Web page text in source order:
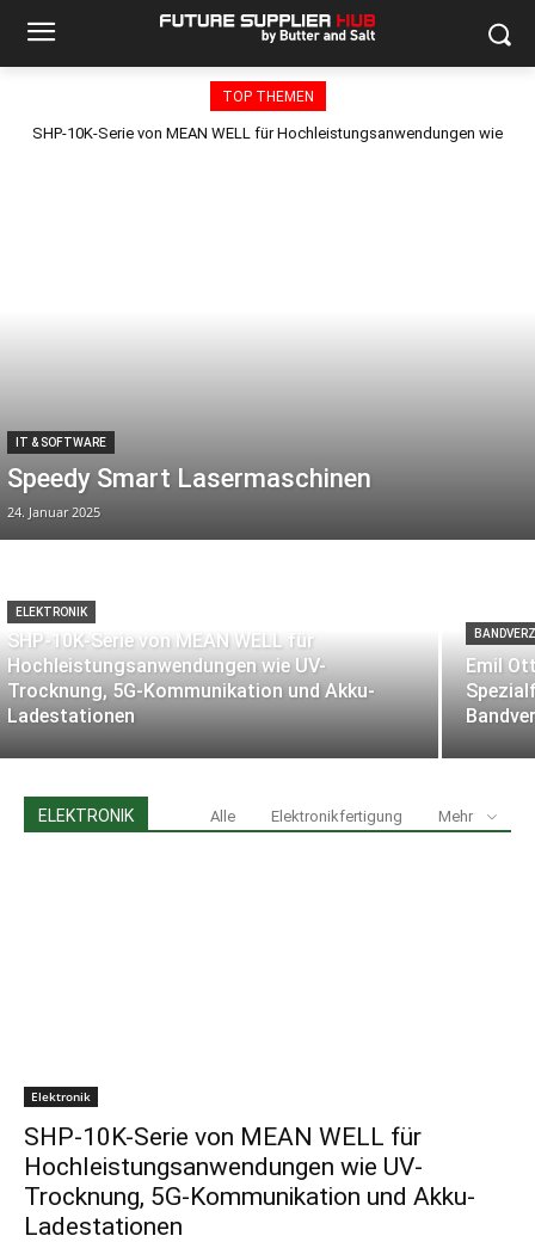
TOP THEMEN
SHP-10K-Serie von MEAN WELL für Hochleistungsanwendungen wie
IT & SOFTWARE
Speedy Smart Lasermaschinen
24. Januar 2025
ELEKTRONIK
SHP-10K-Serie von MEAN WELL für
Hochleistungsanwendungen wie UV-
Trocknung, 5G-Kommunikation und Akku-
Ladestationen
Emil
ELEKTRONIK Alle Elektronikfertigung Mehr
Elektronik
SHP-10K-Serie von MEAN WELL für
Hochleistungsanwendungen wie UV-
Trocknung, 5G-Kommunikation und Akku-
Ladestationen